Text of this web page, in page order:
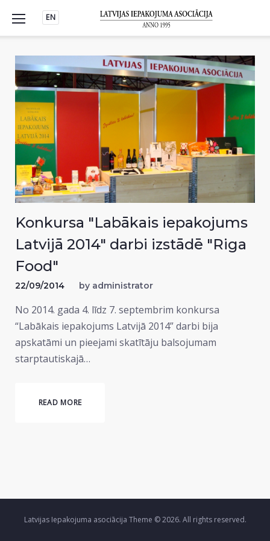
content
EN
Konkursa "Labākais iepakojums
Latvijā 2014" darbi izstādē "Riga
Food"
22/09/2014 by administrator
No 2014. gada 4. līdz 7. septembrim konkursa
“Labākais iepakojums Latvijā 2014” darbi bija
apskatāmi un pieejami skatītāju balsojumam
starptautiskajā…
READ MORE
Latvijas Iepakojuma asociācija Theme © 2026. All rights reserved.